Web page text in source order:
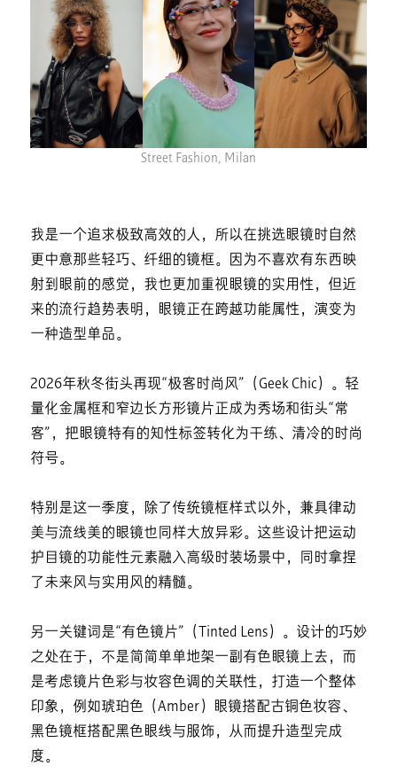
Street Fashion, Milan
我是一个追求极致高效的人，所以在挑选眼镜时自然
更中意那些轻巧、纤细的镜框。因为不喜欢有东西映
射到眼前的感觉，我也更加重视眼镜的实用性，但近
来的流行趋势表明，眼镜正在跨越功能属性，演变为
一种造型单品。
2026年秋冬街头再现“极客时尚风”（Geek Chic）。轻
量化金属框和窄边长方形镜片正成为秀场和街头“常
客”，把眼镜特有的知性标签转化为干练、清冷的时尚
符号。
特别是这一季度，除了传统镜框样式以外，兼具律动
美与流线美的眼镜也同样大放异彩。这些设计把运动
护目镜的功能性元素融入高级时装场景中，同时拿捏
了未来风与实用风的精髓。
另一关键词是“有色镜片”（Tinted Lens）。设计的巧妙
之处在于，不是简简单单地架一副有色眼镜上去，而
是考虑镜片色彩与妆容色调的关联性，打造一个整体
印象，例如琥珀色（Amber）眼镜搭配古铜色妆容、
黑色镜框搭配黑色眼线与服饰，从而提升造型完成
度。